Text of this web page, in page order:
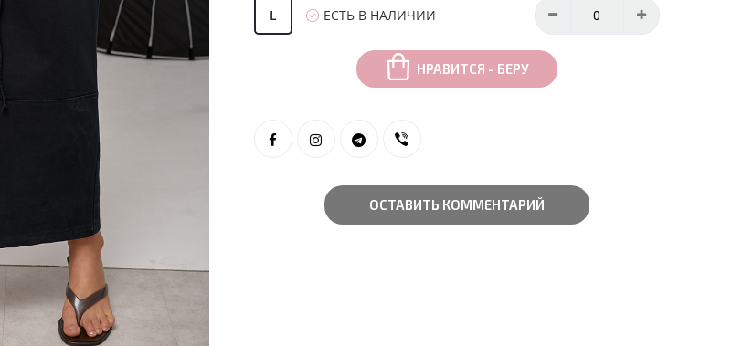
L ЕСТЬ В НАЛИЧИИ
НРАВИТСЯ - БЕРУ
ОСТАВИТЬ КОММЕНТАРИЙ